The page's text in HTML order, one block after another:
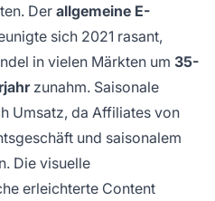
Derallgemeine E-
sich 2021 rasant,
in vielen Märkten um 35-
zunahm. Saisonale
Umsatz, da Affiliates von
und saisonalem
Die visuelle
erleichterte Content